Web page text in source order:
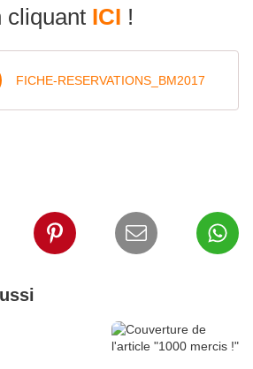
cliquant ICI !
FICHE-RESERVATIONS_BM2017